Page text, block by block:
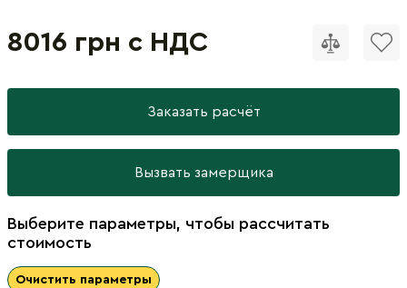
8016 грн с НДС
Заказать расчёт
Вызвать замерщика
Выберите параметры, чтобы рассчитать
стоимость
Очистить параметры